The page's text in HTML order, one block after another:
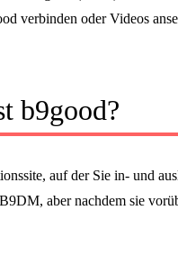
verbinden oder Videos
b9good?
auf der Sie in- und
aber nachdem sie